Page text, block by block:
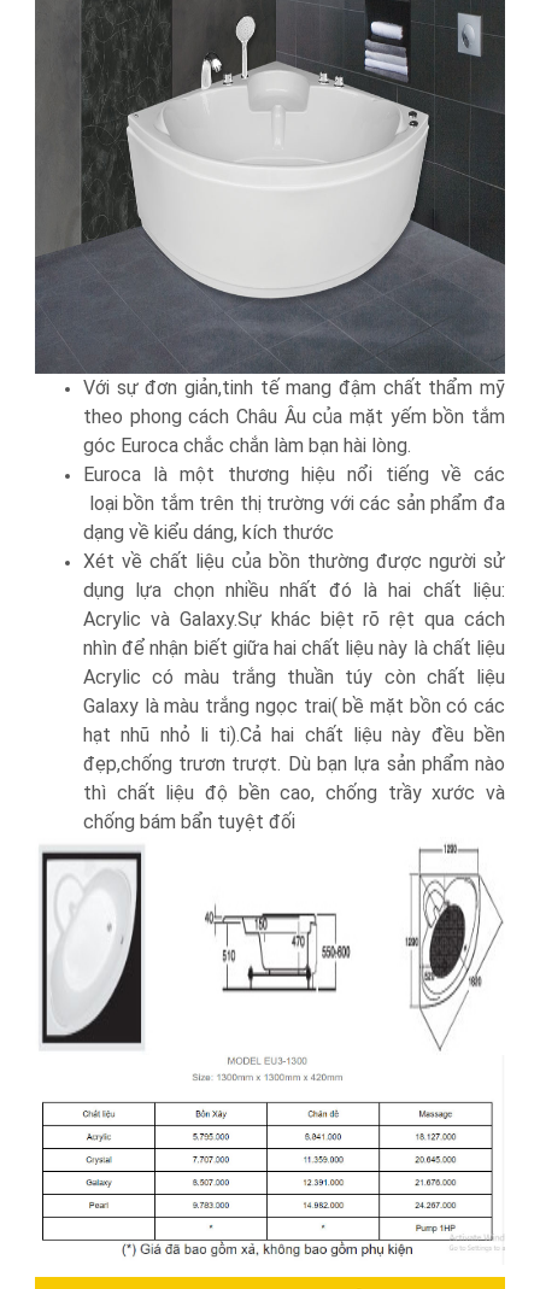
Với sự đơn giản,tinh tế mang đậm chất thẩm mỹ
theo phong cách Châu Âu của mặt yếm bồn tắm
góc Euroca chắc chắn làm bạn hài lòng.
Euroca là một thương hiệu nổi tiếng về các
loại bồn tắm trên thị trường với các sản phẩm đa
dạng về kiểu dáng, kích thước
Xét về chất liệu của bồn thường được người sử
dụng lựa chọn nhiều nhất đó là hai chất liệu:
Acrylic và Galaxy.Sự khác biệt rõ rệt qua cách
nhìn để nhận biết giữa hai chất liệu này là chất liệu
Acrylic có màu trắng thuần túy còn chất liệu
Galaxy là màu trắng ngọc trai( bề mặt bồn có các
hạt nhũ nhỏ li ti).Cả hai chất liệu này đều bền
đẹp,chống trươn trượt. Dù bạn lựa sản phẩm nào
thì chất liệu độ bền cao, chống trầy xước và
chống bám bẩn tuyệt đối